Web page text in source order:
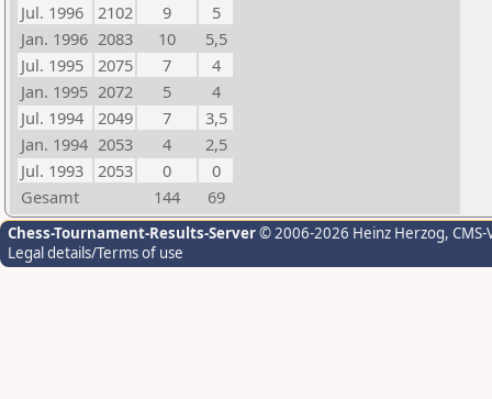
Jul. 1996
2102 9
5
Jan. 1996 2083 10
5,5
Jul. 1995
2075 7
4
Jan. 1995 2072 5
4
Jul. 1994
2049 7
3,5
Jan. 1994 2053 4
2,5
Jul. 1993
2053 0
0
Gesamt
144 69
Chess-Tournament-Results-Server© 2006-2026 Heinz Herzog,
Legal details/Terms of use